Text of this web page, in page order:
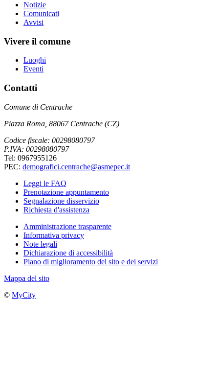
Notizie
Comunicati
Avvisi
Vivere il comune
Luoghi
Eventi
Contatti
Comune di Centrache
Piazza Roma, 88067 Centrache (CZ)
Codice fiscale: 00298080797
P.IVA: 00298080797
Tel: 0967955126
PEC: demografici.centrache@asmepec.it
Leggi le FAQ
Prenotazione appuntamento
Segnalazione disservizio
Richiesta d'assistenza
Amministrazione trasparente
Informativa privacy
Note legali
Dichiarazione di accessibilità
Piano di miglioramento del sito e dei servizi
Mappa del sito
© MyCity